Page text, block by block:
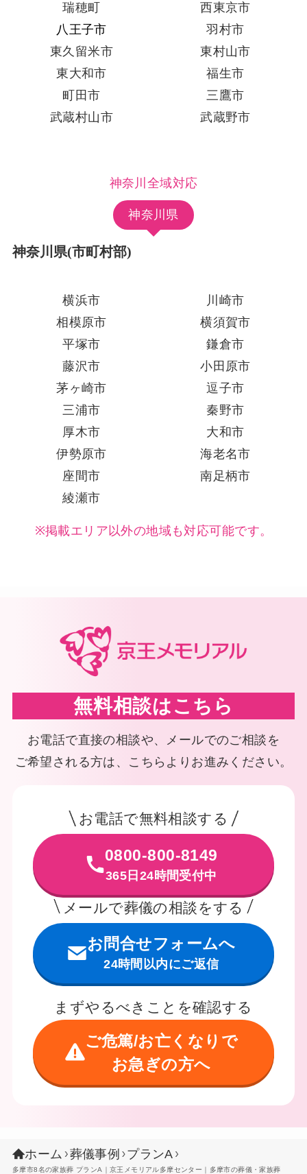
瑞穂町
西東京市
八王子市
羽村市
東久留米市
東村山市
東大和市
福生市
町田市
三鷹市
武蔵村山市
武蔵野市
神奈川全域対応
神奈川県
神奈川県(市町村部)
横浜市
川崎市
相模原市
横須賀市
平塚市
鎌倉市
藤沢市
小田原市
茅ヶ崎市
逗子市
三浦市
秦野市
厚木市
大和市
伊勢原市
海老名市
座間市
南足柄市
綾瀬市
※掲載エリア以外の地域も対応可能です。
無料相談はこちら
お電話で直接の相談や、メールでのご相談を
ご希望される方は、こちらよりお進みください。
お電話で無料相談する
0800-800-8149
365日24時間受付中
メールで葬儀の相談をする
お問合せフォームへ
24時間以内にご返信
まずやるべきことを確認する
ご危篤/お亡くなりで
お急ぎの方へ
ホーム 葬儀事例 プランA
多摩市8名の家族葬 プランA｜京王メモリアル多摩センター｜多摩市の葬儀・家族葬